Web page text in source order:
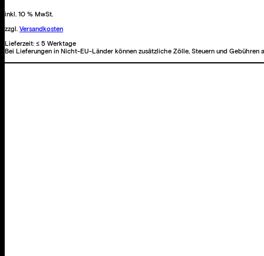
inkl. 10 % MwSt.
zzgl. Versandkosten
Lieferzeit: ≤ 5 Werktage
Bei Lieferungen in Nicht-EU-Länder können zusätzliche Zölle, Steuern und Gebühren